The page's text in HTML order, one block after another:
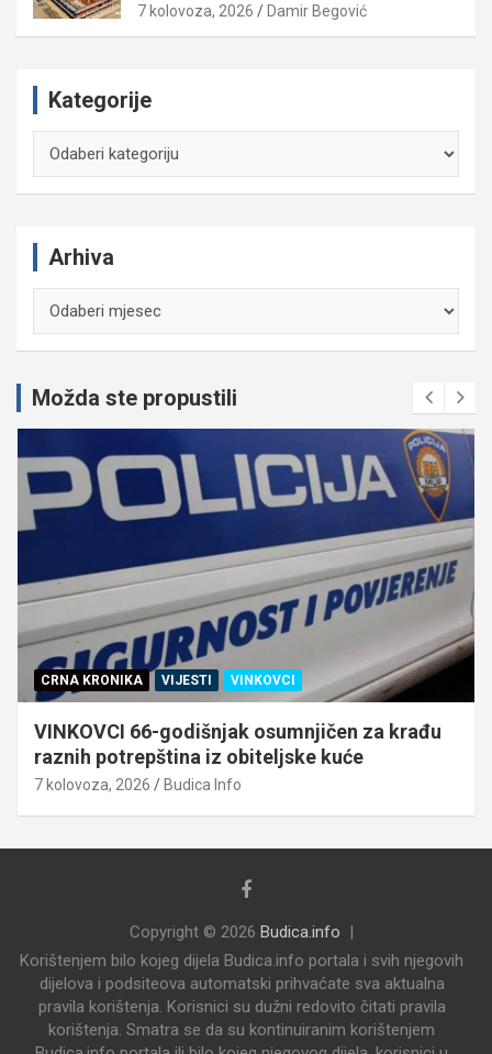
7 kolovoza, 2026 Damir Begović
Kategorije
Arhiva
Možda ste propustili
CRNA KRONIKA VIJESTI VINKOVCI
VINKOVCI 66-godišnjak osumnjičen za krađu
raznih potrepština iz obiteljske kuće
7 kolovoza, 2026 Budica Info
Copyright © 2026 Budica.info
Korištenjem bilo kojeg dijela Budica.info portala i svih njegovih
dijelova i podsiteova automatski prihvaćate sva aktualna
pravila korištenja. Korisnici su dužni redovito čitati pravila
korištenja. Smatra se da su kontinuiranim korištenjem